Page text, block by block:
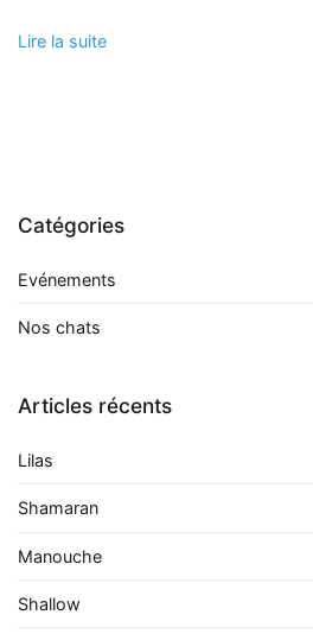
Lire la suite
Catégories
Evénements
Nos chats
Articles récents
Lilas
Shamaran
Manouche
Shallow